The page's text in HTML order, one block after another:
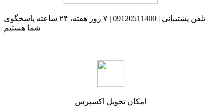
تلفن پشتیبانی | 09120511400 | ۷ روز هفته، ۲۴ ساعته پاسخگوی
شما هستیم
امکان تحویل اکسپرس